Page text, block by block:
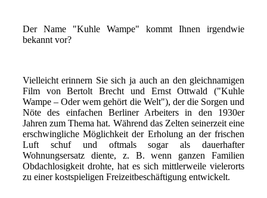
Der Name "Kuhle Wampe" kommt Ihnen irgendwie
bekannt vor?
Vielleicht erinnern Sie sich ja auch an den gleichnamigen
Film von Bertolt Brecht und Ernst Ottwald ("Kuhle
Wampe – Oder wem gehört die Welt"), der die Sorgen und
Nöte des einfachen Berliner Arbeiters in den 1930er
Jahren zum Thema hat. Während das Zelten seinerzeit eine
erschwingliche Möglichkeit der Erholung an der frischen
Luft schuf und oftmals sogar als dauerhafter
Wohnungsersatz diente, z. B. wenn ganzen Familien
Obdachlosigkeit drohte, hat es sich mittlerweile vielerorts
zu einer kostspieligen Freizeitbeschäftigung entwickelt.